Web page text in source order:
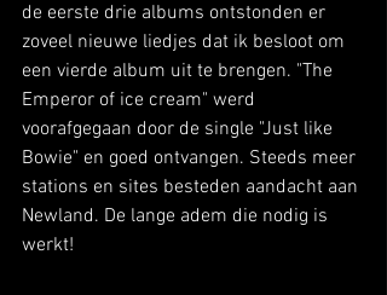
de eerste drie albums ontstonden er
zoveel nieuwe liedjes dat ik besloot om
een vierde album uit te brengen. "The
Emperor of ice cream" werd
voorafgegaan door de single "Just like
Bowie" en goed ontvangen. Steeds meer
stations en sites besteden aandacht aan
Newland. De lange adem die nodig is
werkt!